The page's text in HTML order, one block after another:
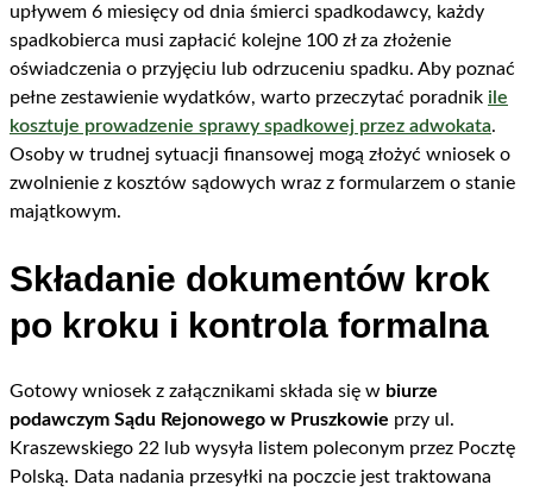
upływem 6 miesięcy od dnia śmierci spadkodawcy, każdy
spadkobierca musi zapłacić kolejne 100 zł za złożenie
oświadczenia o przyjęciu lub odrzuceniu spadku. Aby poznać
pełne zestawienie wydatków, warto przeczytać poradnik ile
kosztuje prowadzenie sprawy spadkowej przez adwokata.
Osoby w trudnej sytuacji finansowej mogą złożyć wniosek o
zwolnienie z kosztów sądowych wraz z formularzem o stanie
majątkowym.
Składanie dokumentów krok
po kroku i kontrola formalna
Gotowy wniosek z załącznikami składa się w biurze
podawczym Sądu Rejonowego w Pruszkowie przy ul.
Kraszewskiego 22 lub wysyła listem poleconym przez Pocztę
Polską. Data nadania przesyłki na poczcie jest traktowana